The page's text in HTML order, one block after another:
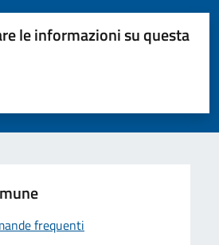
le informazioni su questa
5 stelle su 5
su 5
su 5
frequenti